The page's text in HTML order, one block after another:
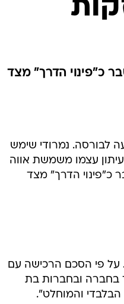
כ"פינוי הדרך" מצד
לבורסה. נמרודי שימש
עצמו משמשת אווה
כ"פינוי הדרך" מצד
חודשים כמשקיע למעריב, ורכש 44% מהעיתון. על פי הסכם הרכישה עם
בחברה ובחברות בת
והמוחלט".